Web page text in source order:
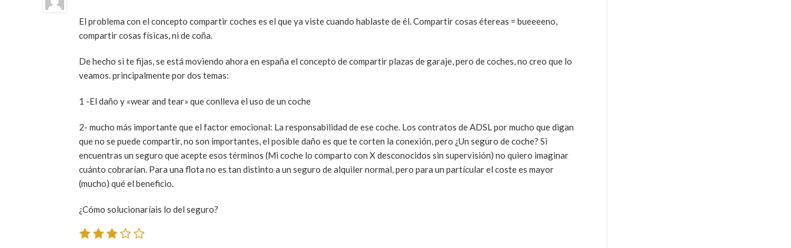
El problema con el concepto compartir coches es el que ya viste cuando hablaste de él. Compartir cosas étereas = bueeeeno,
compartir cosas físicas, ni de coña.
De hecho si te fijas, se está moviendo ahora en españa el concepto de compartir plazas de garaje, pero de coches, no creo que lo
veamos. principalmente por dos temas:
1 -El daño y «wear and tear» que conlleva el uso de un coche
2- mucho más importante que el factor emocional: La responsabilidad de ese coche. Los contratos de ADSL por mucho que digan
que no se puede compartir, no son importantes, el posible daño es que te corten la conexión, pero ¿Un seguro de coche? Si
encuentras un seguro que acepte esos términos (Mi coche lo comparto con X desconocidos sin supervisión) no quiero imaginar
cuánto cobrarían. Para una flota no es tan distinto a un seguro de alquiler normal, pero para un partícular el coste es mayor
(mucho) qué el beneficio.
¿Cómo solucionaríais lo del seguro?